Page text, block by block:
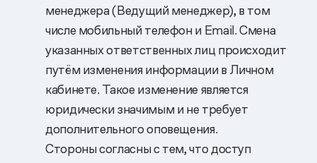
менеджера (Ведущий менеджер), в том
числе мобильный телефон и Еmail. Смена
указанных ответственных лиц происходит
путём изменения информации в Личном
кабинете. Такое изменение является
юридически значимым и не требует
дополнительного оповещения.
Стороны согласны с тем, что доступ